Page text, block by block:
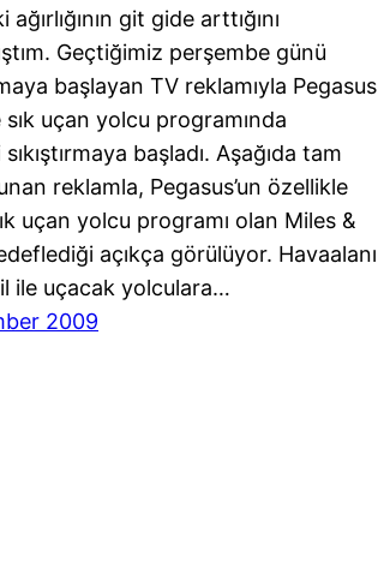
git gide arttığını
Geçtiğimiz perşembe günü
başlayan TV reklamıyla Pegasus
uçan yolcu programında
başladı. Aşağıda tam
reklamla, Pegasus’un özellikle
uçan yolcu programı olan Miles &
açıkça görülüyor. Havaalanı
ile uçacak yolculara…
2009